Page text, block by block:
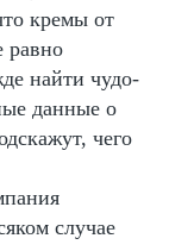
кремы от
равно
найти чудо-
данные о
чего
случае